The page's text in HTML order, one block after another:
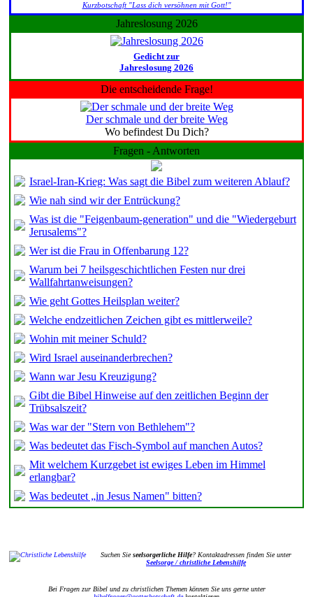
Kurzbotschaft "Lass dich versöhnen mit Gott!"
Jahreslosung 2026
Gedicht zur
Jahreslosung 2026
Die entscheidende Frage!
Der schmale und der breite Weg
Wo befindest Du Dich?
Fragen - Antworten
Israel-Iran-Krieg: Was sagt die Bibel zum weiteren Ablauf?
Wie nah sind wir der Entrückung?
Was ist die "Feigenbaum-generation" und die "Wiedergeburt
Jerusalems"?
Wer ist die Frau in Offenbarung 12?
Warum bei 7 heilsgeschichtlichen Festen nur drei
Wallfahrtanweisungen?
Wie geht Gottes Heilsplan weiter?
Welche endzeitlichen Zeichen gibt es mittlerweile?
Wohin mit meiner Schuld?
Wird Israel auseinanderbrechen?
Wann war Jesu Kreuzigung?
Gibt die Bibel Hinweise auf den zeitlichen Beginn der
Trübsalszeit?
Was war der "Stern von Bethlehem"?
Was bedeutet das Fisch-Symbol auf manchen Autos?
Mit welchem Kurzgebet ist ewiges Leben im Himmel
erlangbar?
Was bedeutet „in Jesus Namen" bitten?
Suchen Sieseelsorgerliche Hilfe? Kontaktadressen finden Sie unter
Seelsorge / christliche Lebenshilfe
Bei Fragen zur Bibel und zu christlichen Themen können Sie uns gerne unter